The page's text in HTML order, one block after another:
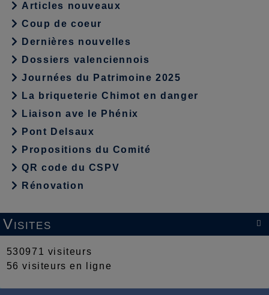
Articles nouveaux
Coup de coeur
Dernières nouvelles
Dossiers valenciennois
Journées du Patrimoine 2025
La briqueterie Chimot en danger
Liaison ave le Phénix
Pont Delsaux
Propositions du Comité
QR code du CSPV
Rénovation

Visites
530971 visiteurs
56 visiteurs en ligne